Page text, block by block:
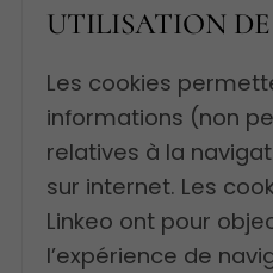
UTILISATION
Les cookies
informations (non
relatives à la
sur internet. Les
Linkeo ont pour
l’expérience de